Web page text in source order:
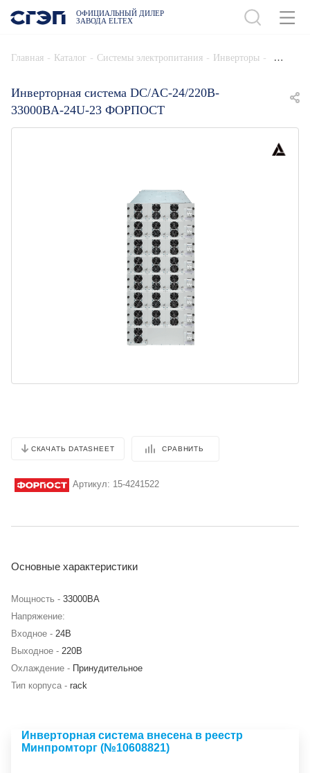
ОФИЦИАЛЬНЫЙ ДИЛЕР
ЗАВОДА ELTEX
Главная - Каталог - Системы электропитания - Инверторы -
Инверторная система DC/AC-24/220B-
33000BA-24U-23 ФОРПОСТ
СКАЧАТЬ DATASHEET СРАВНИТЬ
Артикул: 15-4241522
Основные характеристики
Мощность - 33000BA
Напряжение:
Входное - 24В
Выходное - 220В
Охлаждение - Принудительное
Тип корпуса - rack
Инверторная система внесена в реестр
Минпромторг (№10608821)